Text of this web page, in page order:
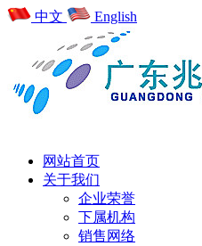
中文 English
网站首页
关于我们
企业荣誉
下属机构
销售网络